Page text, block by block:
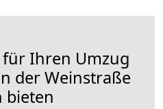
Ihren Umzug
der Weinstraße
bieten